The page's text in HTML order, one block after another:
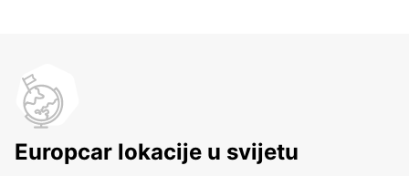
Europcar lokacije u svijetu